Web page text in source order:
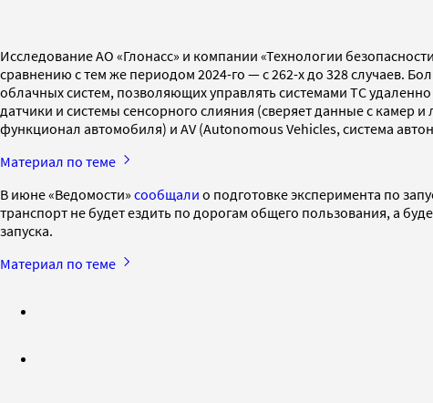
Исследование АО «Глонасс» и компании «Технологии
сравнению с тем же периодом 2024-го — с 262-х до 328 случаев.
облачных систем, позволяющих управлять системами ТС
датчики и системы сенсорного слияния (сверяет данные с камер
функционал автомобиля) и AV (Autonomous Vehicles, система
Материал по теме
В июне «Ведомости» сообщали о подготовке эксперимента по
транспорт не будет ездить по дорогам общего пользования, а
запуска.
Материал по теме